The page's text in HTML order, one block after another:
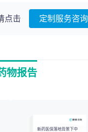
点击 定制服务咨询
物报告
新药医保落地背景下中